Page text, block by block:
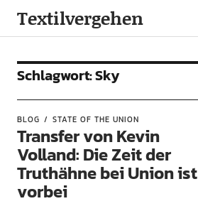
Textilvergehen
Schlagwort:Sky
BLOG STATE OF THE UNION
Transfer von Kevin
Volland: Die Zeit der
Truthähne bei Union ist
vorbei